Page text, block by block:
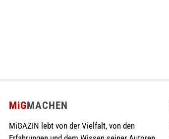
MiGMACHEN
MiGAZIN lebt von der Vielfalt, von den